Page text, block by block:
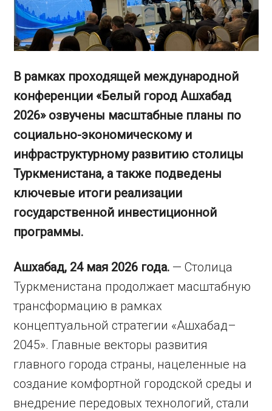
В рамках проходящей международной
конференции «Белый город Ашхабад
2026» озвучены масштабные планы по
социально-экономическому и
инфраструктурному развитию столицы
Туркменистана, а также подведены
ключевые итоги реализации
государственной инвестиционной
программы.
Ашхабад, 24 мая 2026 года. — Столица
Туркменистана продолжает масштабную
трансформацию в рамках
концептуальной стратегии «Ашхабад–
2045». Главные векторы развития
главного города страны, нацеленные на
создание комфортной городской среды и
внедрение передовых технологий, стали